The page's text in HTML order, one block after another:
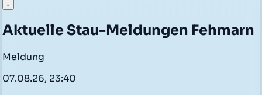
Aktuelle Stau-Meldungen Fehmarn
Meldung
07.08.26, 23:40